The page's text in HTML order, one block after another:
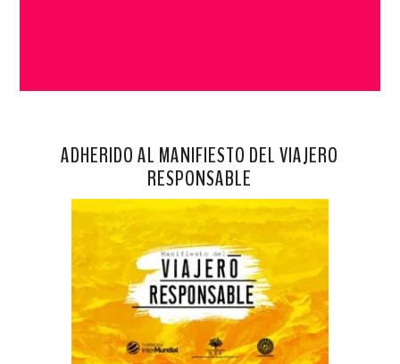
ADHERIDO AL MANIFIESTO DEL VIAJERO
RESPONSABLE